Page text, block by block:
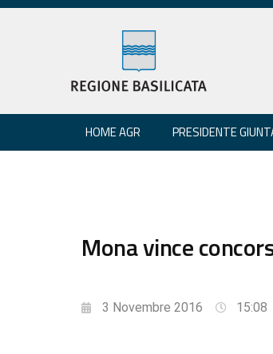
HOME AGR PRESIDENTE
Mona vince
3 Novembre 2016 15:08